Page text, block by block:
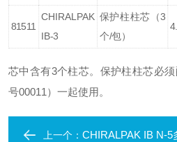
81511
CHIRALPAK
IB-3
保护柱柱芯（3
个/包）
芯中含有3个柱芯。保护柱柱芯必
号00011）一起使用。
上一个： CHIRALPAK IB N-5